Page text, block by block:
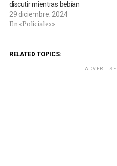
discutir mientras bebían
29 diciembre, 2024
En «Policiales»
RELATED TOPICS: